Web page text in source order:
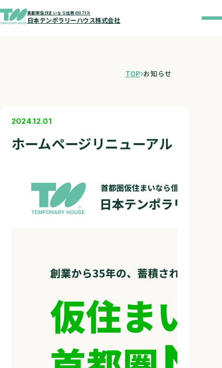
首都圏仮住まいなら信頼の37th
日本テンポラリーハウス株式会社
TOP お知らせ
2024.12.01
ホームページリニューアル